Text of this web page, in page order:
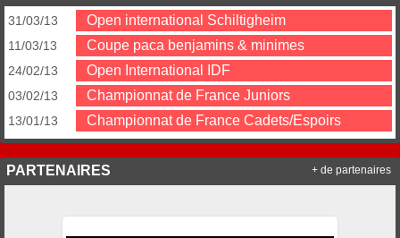
31/03/13 Open international Schiltigheim
11/03/13 Coupe paca benjamins & minimes
24/02/13 Open International IDF
03/02/13 Championnat de France Juniors
13/01/13 Championnat de France Cadets/Espoirs
PARTENAIRES + de partenaires